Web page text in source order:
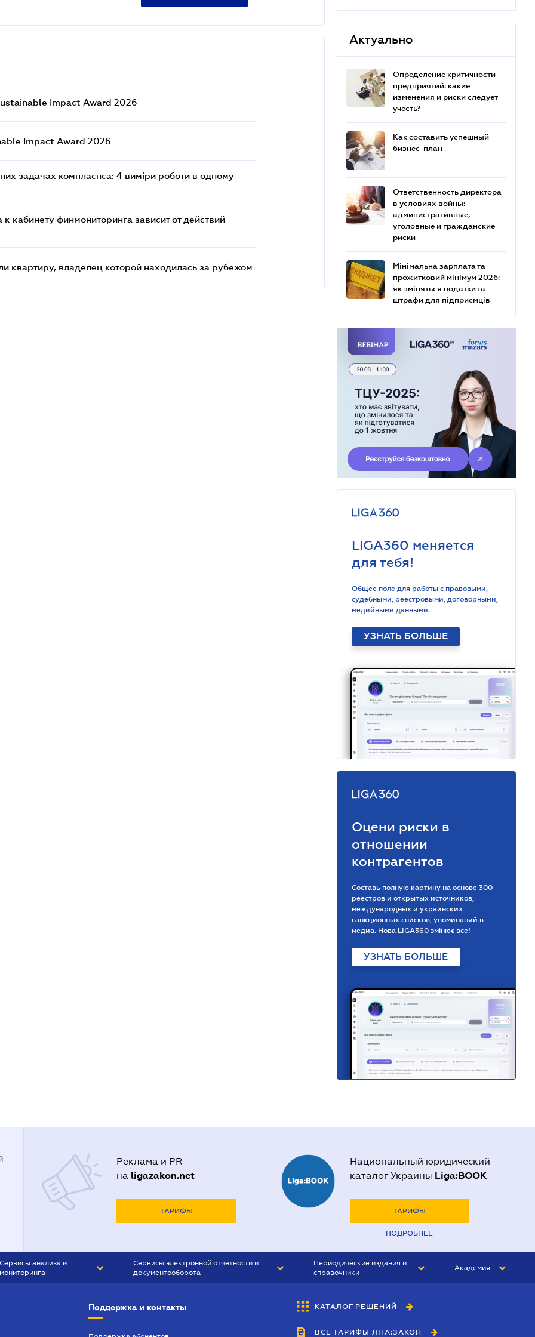
Impact Award 2026
Impact Award 2026
задачах комплаєнса: 4 виміри роботи в одному
к кабинету финмониторинга зависит от действий
квартиру, владелец которой находилась за рубежом
Актуально
Определение критичности
предприятий: какие
изменения и риски следует
учесть?
Как составить успешный
бизнес-план
Ответственность директора
в условиях войны:
административные,
уголовные и гражданские
риски
Мінімальна зарплата та
прожитковий мінімум 2026:
як зміняться податки та
штрафи для підприємців
LIGA360 меняется
для тебя!
Общее поле для работы с правовыми,
судебными, реестровыми, договорными,
медийными данными.
УЗНАТЬ БОЛЬШЕ
Оцени риски в
отношении
контрагентов
Составь полную картину на основе 300
реестров и открытых источников,
международных и украинских
санкционных списков, упоминаний в
медиа. Нова LIGA360 змінює все!
УЗНАТЬ БОЛЬШЕ
Реклама и PR
на ligazakon.net
ТАРИФЫ
Национальный юридический
каталог Украины Liga:BOOK
ТАРИФЫ
ПОДРОБНЕЕ
Сервисы анализа и
мониторинга
Сервисы электронной отчетности и
документооборота
Периодические издания и
справочники
БУХГАЛТЕР&ЗАКОН
ВЕСТНИК МСФО
Академия
Поддержка и контакты КАТАЛОГ РЕШЕНИЙ
ВСЕ ТАРИФЫ ЛІГА:ЗАКОН